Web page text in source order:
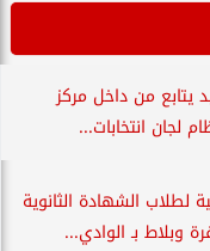
يتابع من داخل مركز
لجان انتخابات...
لطلاب الشهادة الثانوية
وبلاط بـ الوادي...